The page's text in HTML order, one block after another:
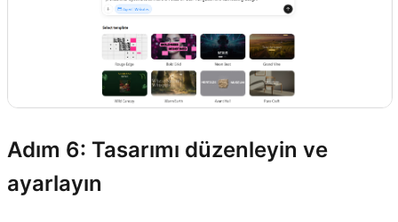
Adım 6: Tasarımı düzenleyin ve
ayarlayın